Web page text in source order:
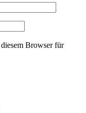
Browser für